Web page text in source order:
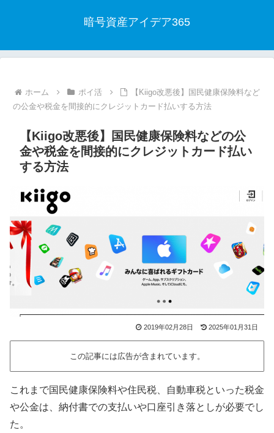
暗号資産アイデア365
ホーム ポイ活
【Kiigo改悪後】国民健康保険料など
の公金や税金を間接的にクレジットカード払いする方法
【Kiigo改悪後】国民健康保険料などの公
金や税金を間接的にクレジットカード払い
する方法
2019年02月28日 2025年01月31日
この記事には広告が含まれています。
これまで国民健康保険料や住民税、自動車税といった税金
や公金は、納付書での支払いや口座引き落としが必要でし
た。